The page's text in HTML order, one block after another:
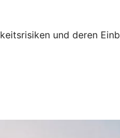
und deren